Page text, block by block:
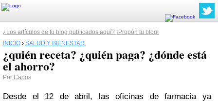
¿Los artículos de tu blog publicados aquí? ¡Propón tu blog!
INICIO › SALUD Y BIENESTAR
¿quién receta? ¿quién paga? ¿dónde está
el ahorro?
Por Carlos
Desde el 12 de abril, las oficinas de farmacia ya